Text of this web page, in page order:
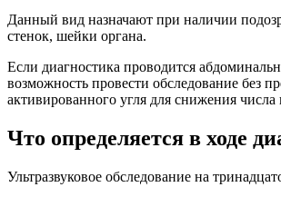
Данный вид назначают при наличии
стенок, шейки органа.
Если диагностика проводится
возможность провести обследование без
активированного угля для снижения
Что определяется в ходе
Ультразвуковое обследование на